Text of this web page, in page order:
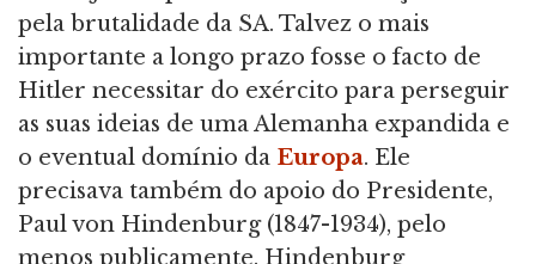
pela brutalidade da SA. Talvez o mais
importante a longo prazo fosse o facto de
Hitler necessitar do exército para perseguir
as suas ideias de uma Alemanha expandida e
o eventual domínio da Europa. Ele
precisava também do apoio do Presidente,
Paul von Hindenburg (1847-1934), pelo
menos publicamente. Hindenburg